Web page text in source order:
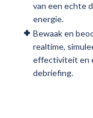
van een echte
energie.
Bewaak en
realtime,
effectiviteit en
debriefing.